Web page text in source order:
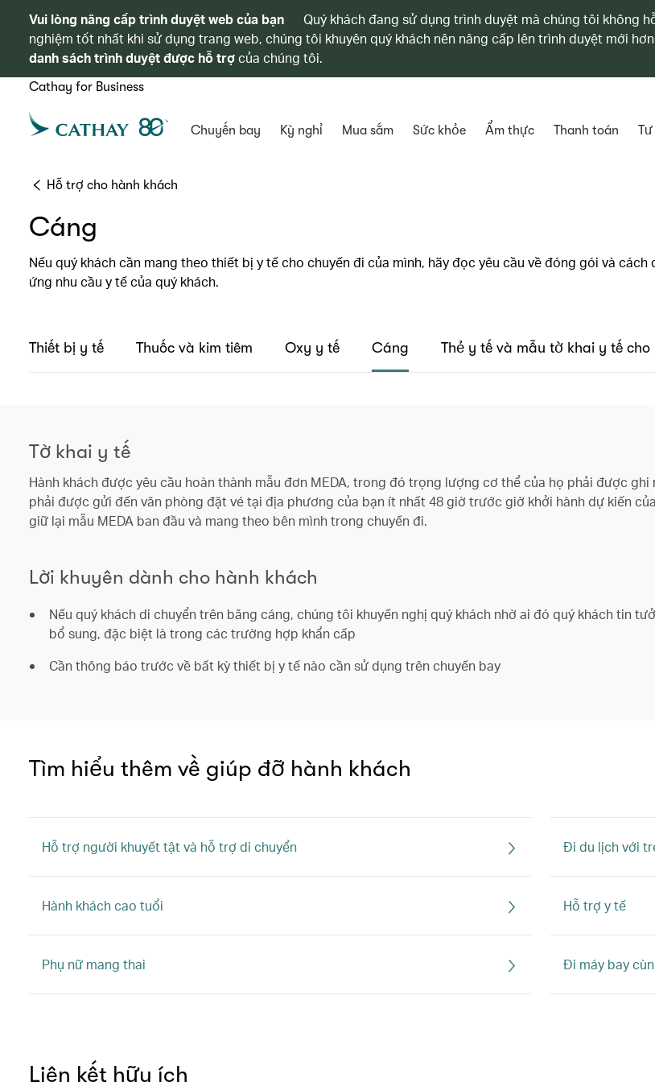
Vui lòng nâng cấp trình duyệt web của bạn
Quý khách đang sử dụng trình duyệt mà chúng tôi không
nghiệm tốt nhất khi sử dụng trang web, chúng tôi khuyên quý khách nên nâng cấp lên trình duyệt mới
danh sách trình duyệt được hỗ trợcủa chúng tôi.
Cathay for Business
Chuyến bay Kỳ nghỉ Mua sắm Sức khỏe Ẩm thực Thanh toán
Hỗ trợ cho hành khách
Cáng
Nếu quý khách cần mang theo thiết bị y tế cho chuyến đi của mình, hãy đọc yêu cầu về đóng gói và cách
ứng nhu cầu y tế của quý khách.
Thiết bị y tế Thuốc và kim tiêm Oxy y tế Cáng Thẻ y tế và mẫu tờ khai y tế cho
Tờ khai y tế
Hành khách được yêu cầu hoàn thành mẫu đơn MEDA, trong đó trọng lượng cơ thể của họ phải được ghi
phải được gửi đến văn phòng đặt vé tại địa phương của bạn ít nhất 48 giờ trước giờ khởi hành dự kiến
giữ lại mẫu MEDA ban đầu và mang theo bên mình trong chuyến đi.
Lời khuyên dành cho hành khách
Nếu quý khách di chuyển trên băng cáng, chúng tôi khuyến nghị quý khách nhờ ai đó quý khách tin
bổ sung, đặc biệt là trong các trường hợp khẩn cấp
Cần thông báo trước về bất kỳ thiết bị y tế nào cần sử dụng trên chuyến bay
Tìm hiểu thêm về giúp đỡ hành khách
Hỗ trợ người khuyết tật và hỗ trợ di chuyển Đi du lịch với
Hành khách cao tuổi Hỗ trợ y tế
Phụ nữ mang thai Đi máy bay
Liên kết hữu ích